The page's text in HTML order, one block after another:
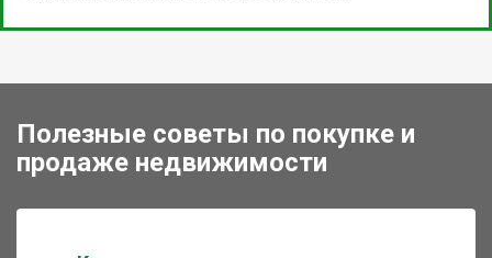
Полезные советы по покупке и
продаже недвижимости